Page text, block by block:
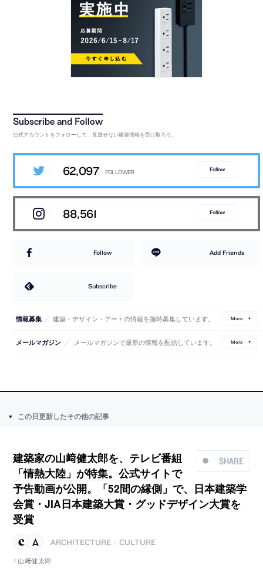
公式アカウントをフォローして、見逃せない建築情報を受け取ろう。
62,097 Follow
88,561 Follow
Follow Add Friends
Subscribe
情報募集 ／ 建築・デザイン・アートの情報を随時募集しています。 More
メールマガジン ／ メールマガジンで最新の情報を配信しています。 More
この日更新したその他の記事
SHARE
建築家の山﨑健太郎を、テレビ番組
「情熱大陸」が特集。公式サイトで
予告動画が公開。「52間の縁側」で、日本建築学
会賞・JIA日本建築大賞・グッドデザイン大賞を
受賞
ARCHITECTURE
CULTURE
山﨑健太郎